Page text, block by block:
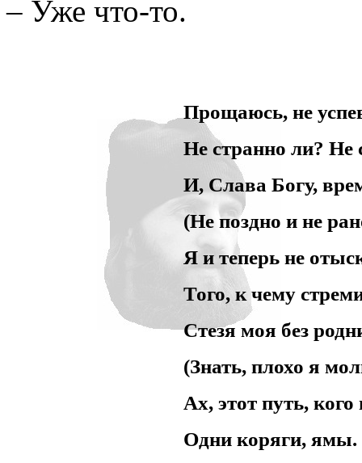
– Уже что-то.
Прощаюсь, не
Не странно ли? Не
И, Слава Богу,
(Не поздно и не
Я и теперь не
Того, к чему
Стезя моя без
(Знать, плохо я
Ах, этот путь,
Одни коряги, ямы.